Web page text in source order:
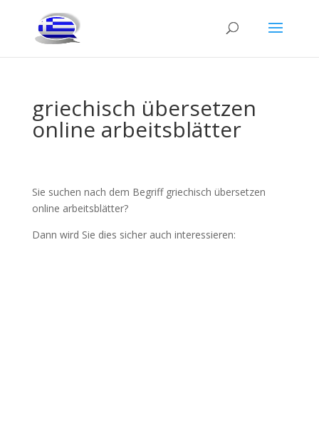
griechisch übersetzen
online arbeitsblätter
Sie suchen nach dem Begriff griechisch übersetzen
online arbeitsblätter?
Dann wird Sie dies sicher auch interessieren: